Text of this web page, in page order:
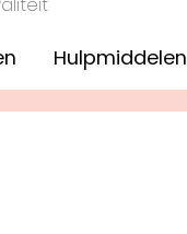
Hulpmiddelen